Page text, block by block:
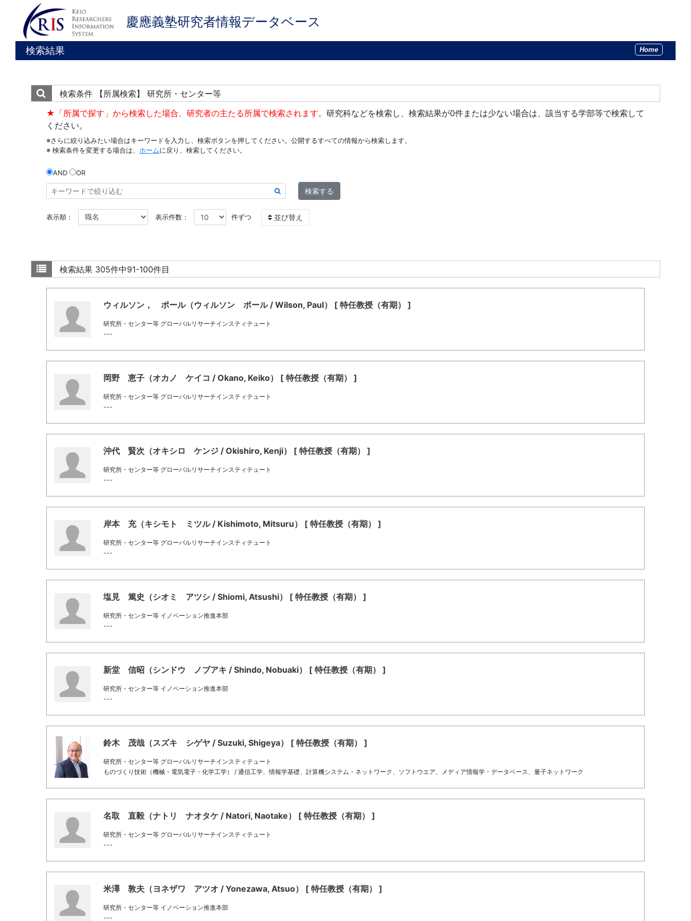
慶應義塾研究者情報データベース
検索結果 Home
検索条件
【所属検索】 研究所・センター等
★「所属で探す」から検索した場合、研究者の主たる所属で検索されます。 研究科などを検索し、検索結果が0件または少ない場合は、該当する学部等で検索して
ください。
※さらに絞り込みたい場合はキーワードを入力し、検索ボタンを押してください。公開するすべての情報から検索します。
※ 検索条件を変更する場合は、 ホームに戻り、検索してください。
AND OR
検索する
表示順： 表示件数： 件ずつ 並び替え
検索結果 305件中91-100件目
ウィルソン， ポール（ウィルソン ポール / Wilson, Paul） [ 特任教授（有期） ]
研究所・センター等 グローバルリサーチインスティテュート
---
岡野 恵子（オカノ ケイコ / Okano, Keiko） [ 特任教授（有期） ]
研究所・センター等 グローバルリサーチインスティテュート
---
沖代 賢次（オキシロ ケンジ / Okishiro, Kenji） [ 特任教授（有期） ]
研究所・センター等 グローバルリサーチインスティテュート
---
岸本 充（キシモト ミツル / Kishimoto, Mitsuru） [ 特任教授（有期） ]
研究所・センター等 グローバルリサーチインスティテュート
---
塩見 篤史（シオミ アツシ / Shiomi, Atsushi） [ 特任教授（有期） ]
研究所・センター等 イノベーション推進本部
---
新堂 信昭（シンドウ ノブアキ / Shindo, Nobuaki） [ 特任教授（有期） ]
研究所・センター等 イノベーション推進本部
---
鈴木 茂哉（スズキ シゲヤ / Suzuki, Shigeya） [ 特任教授（有期） ]
研究所・センター等 グローバルリサーチインスティテュート
ものづくり技術（機械・電気電子・化学工学） / 通信工学、情報学基礎、計算機システム・ネットワーク、ソフトウエア、メディア情報学・データベース、量子ネットワーク
名取 直毅（ナトリ ナオタケ / Natori, Naotake） [ 特任教授（有期） ]
研究所・センター等 グローバルリサーチインスティテュート
---
米澤 敦夫（ヨネザワ アツオ / Yonezawa, Atsuo） [ 特任教授（有期） ]
研究所・センター等 イノベーション推進本部
---